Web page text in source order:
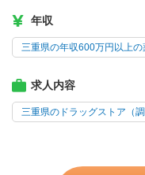
年収
三重県の年収600万円以上の
求人内容
三重県のドラッグストア（